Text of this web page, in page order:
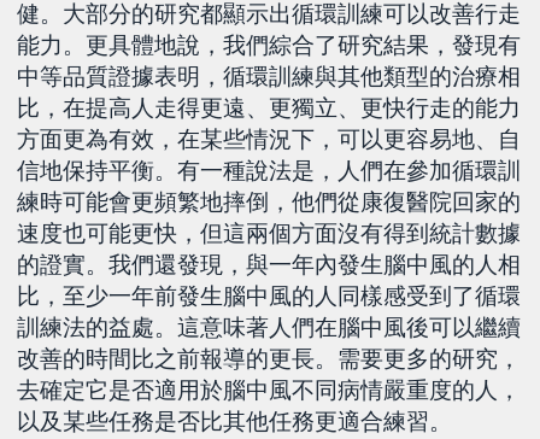
健。大部分的研究都顯示出循環訓練可以改善行走
能力。更具體地說，我們綜合了研究結果，發現有
中等品質證據表明，循環訓練與其他類型的治療相
比，在提高人走得更遠、更獨立、更快行走的能力
方面更為有效，在某些情況下，可以更容易地、自
信地保持平衡。有一種說法是，人們在參加循環訓
練時可能會更頻繁地摔倒，他們從康復醫院回家的
速度也可能更快，但這兩個方面沒有得到統計數據
的證實。我們還發現，與一年內發生腦中風的人相
比，至少一年前發生腦中風的人同樣感受到了循環
訓練法的益處。這意味著人們在腦中風後可以繼續
改善的時間比之前報導的更長。需要更多的研究，
去確定它是否適用於腦中風不同病情嚴重度的人，
以及某些任務是否比其他任務更適合練習。